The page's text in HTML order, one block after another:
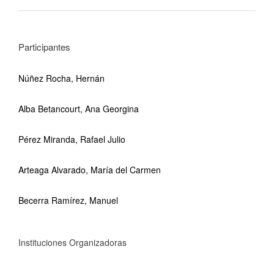
Participantes
Núñez Rocha, Hernán
Alba Betancourt, Ana Georgina
Pérez Miranda, Rafael Julio
Arteaga Alvarado, María del Carmen
Becerra Ramírez, Manuel
Instituciones Organizadoras